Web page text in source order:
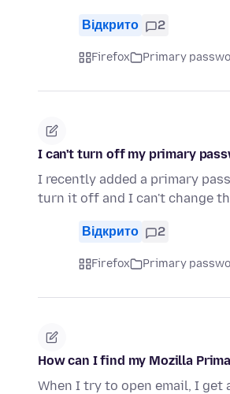
Відкрито 2
Firefox Primary
I can't turn off my primary
I recently added a primary
turn it off and I can't change
Відкрито 2
Firefox Primary
How can I find my Mozilla
When I try to open email, I get